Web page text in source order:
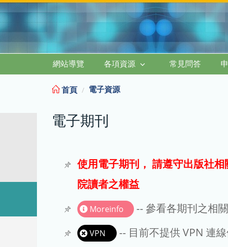
網站導覽 各項資源 常見問答
首頁 電子資源
電子期刊
使用電子期刊， 請遵守出版社
院讀者之權益
Moreinfo -- 參看各期刊之相
VPN
-- 目前不提供 VPN 連